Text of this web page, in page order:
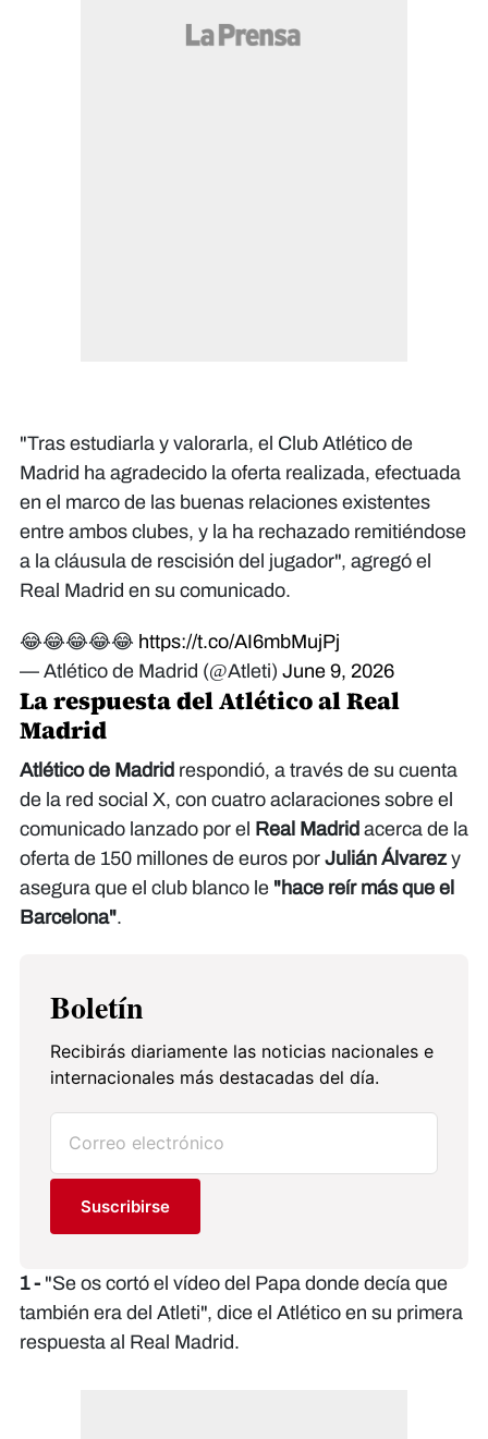
"Tras estudiarla y valorarla, el Club Atlético de
Madrid ha agradecido la oferta realizada, efectuada
en el marco de las buenas relaciones existentes
entre ambos clubes, y la ha rechazado remitiéndose
a la cláusula de rescisión del jugador", agregó el
Real Madrid en su comunicado.
😂😂😂😂😂 https://t.co/AI6mbMujPj
— Atlético de Madrid (@Atleti) June 9, 2026
La respuesta del Atlético al Real
Madrid
Atlético de Madrid respondió, a través de su cuenta
de la red social X, con cuatro aclaraciones sobre el
comunicado lanzado por el
Real Madrid acerca de la
oferta de 150 millones de euros por Julián Álvarezy
asegura que el club blanco le "hace reír más que el
Barcelona".
Boletín
Recibirás diariamente las noticias nacionales e
internacionales más destacadas del día.
Suscribirse
1 - "Se os cortó el vídeo del Papa donde decía que
también era del Atleti", dice el Atlético en su primera
respuesta al Real Madrid.